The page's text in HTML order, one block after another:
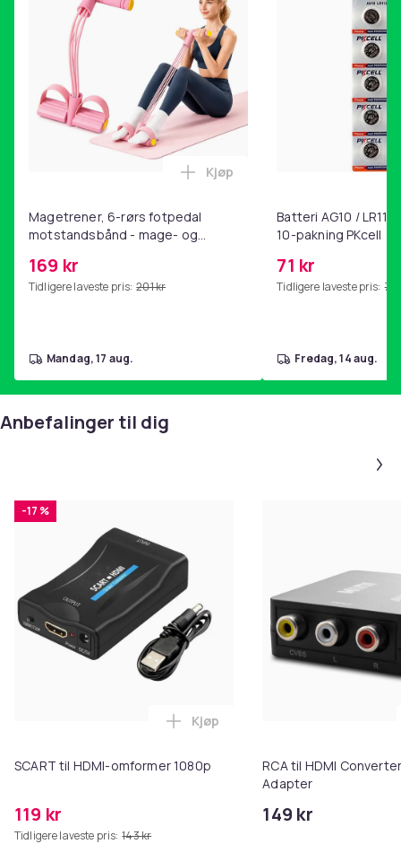
Magetrener, 6-rørs fotpedal
motstandsbånd - mage- og
hjemmegymnastikk Pink
169 kr
Tidligere laveste pris: 201 kr
Legg Magetrener, 6-rørs
Kjøp
mandag, 17 aug.
Batteri AG10 /
10-pakning PKcell
71 kr
Tidligere laveste pris: 76
fredag, 14 aug.
Anbefalinger til dig
-17 %
SCART til HDMI-omformer 1080p
119 kr
Tidligere laveste pris: 143 kr
Legg SCART til HDMI-omformer
Kjøp
RCA til HDMI
Adapter
149 kr